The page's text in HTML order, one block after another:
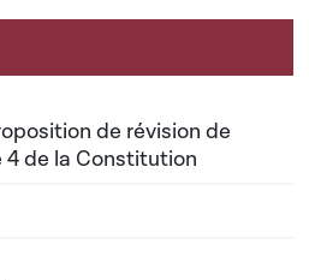
de révision de
de la Constitution